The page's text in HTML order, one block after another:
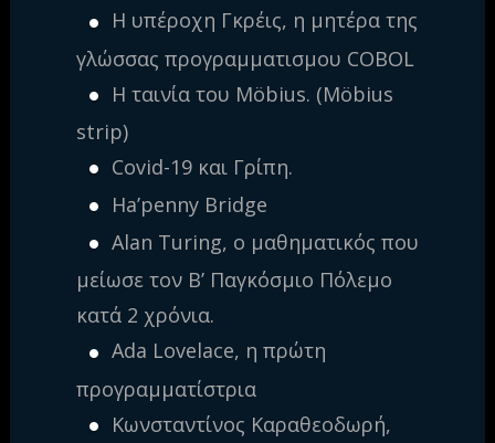
Η υπέροχη Γκρέις, η μητέρα της
γλώσσας προγραμματισμου COBOL
Η ταινία του Möbius. (Möbius
strip)
Covid-19 και Γρίπη.
Ha’penny Bridge
Alan Turing, ο μαθηματικός που
μείωσε τον Β’ Παγκόσμιο Πόλεμο
κατά 2 χρόνια.
Ada Lovelace, η πρώτη
προγραμματίστρια
Κωνσταντίνος Καραθεοδωρή,